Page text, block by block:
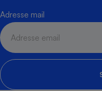
Adresse mail